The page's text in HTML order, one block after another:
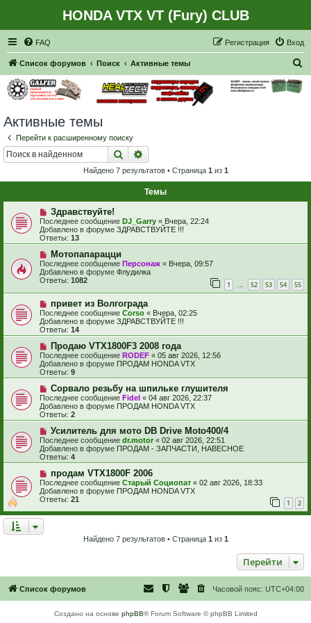
HONDA VTX VT (Fury) CLUB
FAQ Вход
Регистрация
Список форумов Поиск Активные темы
Активные темы
Перейти к расширенному поиску
Поиск
Найдено 7 результатов • Страница 1 из 1
Темы
Н
о
в
о
е
с
о
о
б
щ
е
н
и
е
Здравствуйте!
Последнее сообщение DJ_Garry « Вчера, 22:24
Добавлено в форуме ЗДРАВСТВУЙТЕ !!!
Ответы: 13
Н
о
в
о
е
с
о
о
б
щ
е
н
и
е
Мотопапарацци
Последнее сообщение Персонаж « Вчера, 09:57
Добавлено в форуме Флудилка
Ответы: 1082 1 … 52 53 54 55
Н
о
в
о
е
с
о
о
б
щ
е
н
и
е
привет из Волгограда
Последнее сообщение Corso « Вчера, 02:25
Добавлено в форуме ЗДРАВСТВУЙТЕ !!!
Ответы: 14
Н
о
в
о
е
с
о
б
щ
е
н
и
е
Продаю VTX1800F3 2008 года
Последнее сообщение RODEF « 05 авг 2026, 12:56
Добавлено в форуме ПРОДАМ HONDA VTX
Ответы: 9
Н
о
в
о
е
с
о
о
б
щ
е
н
и
е
Сорвало резьбу на шпильке глушителя
Последнее сообщение Fidel « 04 авг 2026, 22:37
Добавлено в форуме ПРОДАМ HONDA VTX
Ответы: 2
Н
о
в
о
е
с
о
о
б
щ
е
Усилитель для мото DB Drive Moto400/4
Последнее сообщение dr.motor « 02 авг 2026, 22:51
Добавлено в форуме ПРОДАМ - ЗАПЧАСТИ, НАВЕСНОЕ
Ответы: 4
Н
о
в
о
е
с
продам VTX1800F 2006
Последнее сообщение Старый Социопат « 02 авг 2026, 18:33
Добавлено в форуме ПРОДАМ HONDA VTX
Ответы: 21 1 2
Найдено 7 результатов • Страница 1 из 1
Перейти
Список форумов Часовой пояс: UTC+04:00
Создано на основе phpBB® Forum Software © phpBB Limited